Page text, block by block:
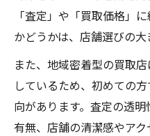
「査定」や「買取価格」
かどうかは、店舗選びの大
また、地域密着型の買取
しているため、初めての
向があります。査定の透
有無、店舗の清潔感やア